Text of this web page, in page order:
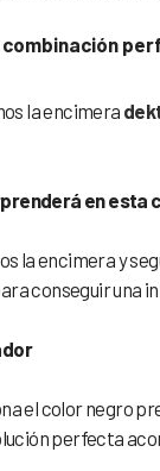
combinación
la encimera
en esta
la encimera y
conseguir una
el color negro
perfecta